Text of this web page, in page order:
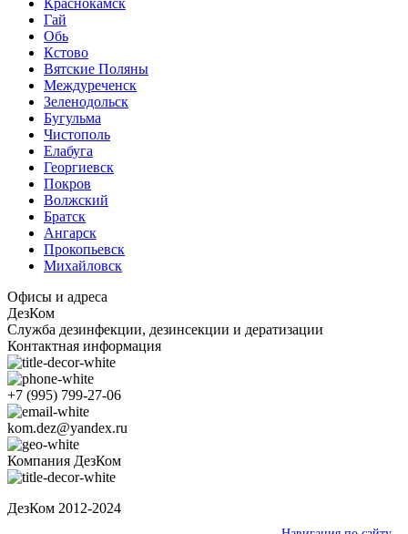
Гай
Обь
Кстово
Вятские Поляны
Междуреченск
Зеленодольск
Бугульма
Чистополь
Елабуга
Георгиевск
Покров
Волжский
Братск
Ангарск
Прокопьевск
Михайловск
Офисы и адреса
ДезКом
Служба дезинфекции, дезинсекции и дератизации
Контактная информация
+7 (995) 799-27-06
kom.dez@yandex.ru
Компания ДезКом
ДезКом 2012-2024